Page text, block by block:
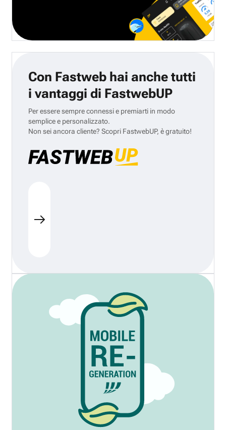
Con Fastweb hai anche tutti
i vantaggi di FastwebUP
Per essere sempre connessi e premiarti in modo
semplice e personalizzato.
Non sei ancora cliente? Scopri FastwebUP, è gratuito!